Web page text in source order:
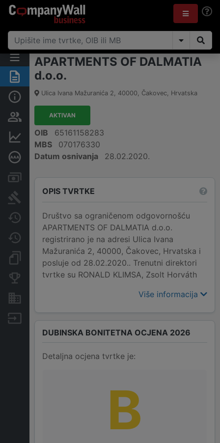
Sažetak
Osnovne informacije
Osobe i vlasništvo
Financijski podaci
Dubinska bonitetna ocjena
Računi i blokade
Javne nabavke
Promjene
Konkurentske tvrtke
APARTMENTS OF DALMATIA
d.o.o.
Ulica Ivana Mažuranića 2, 40000, Čakovec, Hrvatska
AKTIVAN
OIB
65161158283
MBS
070176330
Datum osnivanja
28.02.2020.
OPIS TVRTKE
Društvo sa ograničenom odgovornošću
APARTMENTS OF DALMATIA d.o.o.
registrirano je na adresi Ulica Ivana
Mažuranića 2, 40000, Čakovec, Hrvatska i
posluje od 28.02.2020.. Trenutni direktori
tvrtke su RONALD KLIMSA, Zsolt Horváth
Više informacija
DUBINSKA BONITETNA OCJENA 2026
Detaljna ocjena tvrtke je:
B